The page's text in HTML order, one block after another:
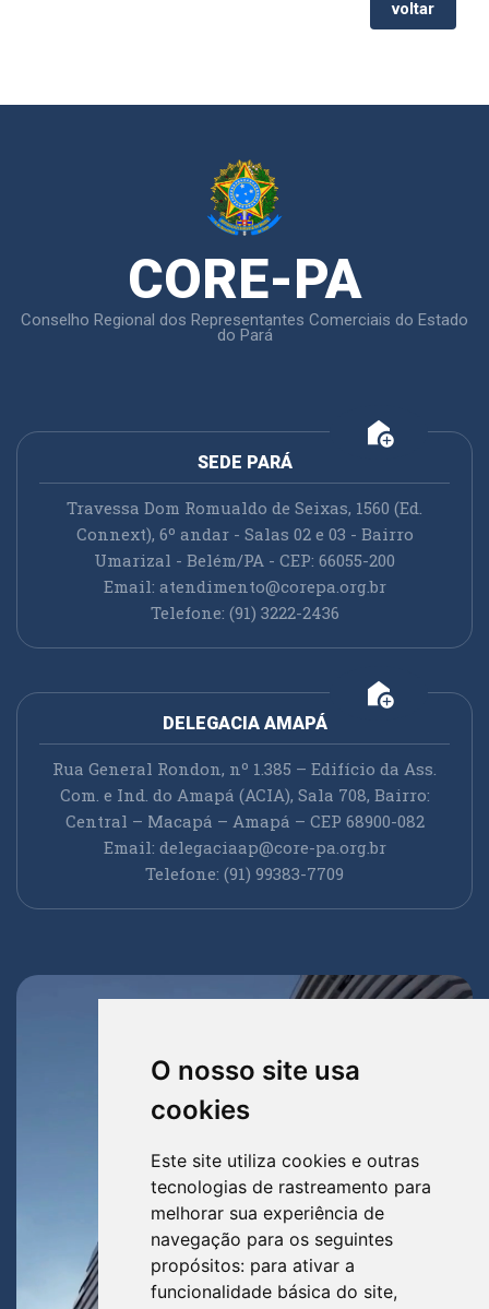
O nosso site usa
cookies
Este site utiliza cookies e outras
tecnologias de rastreamento para
melhorar sua experiência de
navegação para os seguintes
propósitos: para ativar a
funcionalidade básica do site,
voltar
CORE-PA
Conselho Regional dos Representantes Comerciais do Estado
do Pará
add_home
SEDE PARÁ
Travessa Dom Romualdo de Seixas, 1560 (Ed.
Connext), 6º andar - Salas 02 e 03 - Bairro
Umarizal - Belém/PA - CEP: 66055-200
Email: atendimento@corepa.org.br
Telefone: (91) 3222-2436
add_home
DELEGACIA AMAPÁ
Rua General Rondon, nº 1.385 – Edifício da Ass.
Com. e Ind. do Amapá (ACIA), Sala 708, Bairro:
Central – Macapá – Amapá – CEP 68900-082
Email: delegaciaap@core-pa.org.br
Telefone: (91) 99383-7709